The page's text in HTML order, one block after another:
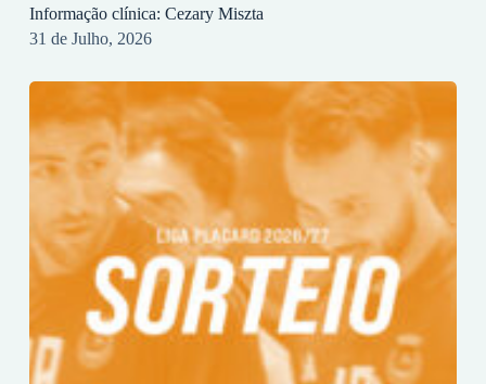
Informação clínica: Cezary Miszta
31 de Julho, 2026